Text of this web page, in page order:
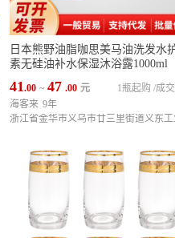
日本熊野油脂咖思美马油洗发水
素无硅油补水保湿沐浴露1000ml
41.00 ~ 47 .00 元 成
1瓶起购 /
海客来 9年